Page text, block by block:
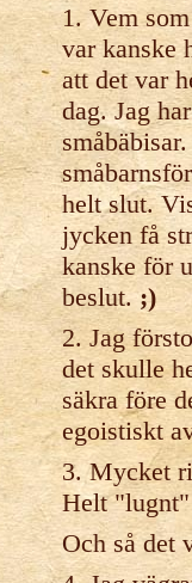
1. Vem
var kanske
att det var
dag. Jag
helt slut.
jycken få
kanske för
beslut.;)
2. Jag
det skulle
säkra före
egoistiskt
3. Mycket
Helt
Och så det